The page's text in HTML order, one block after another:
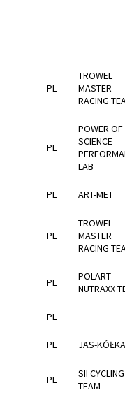
PL
TROWEL
MASTER
RACING
PL
POWER OF
SCIENCE
LAB
PL ART-MET
PL
TROWEL
MASTER
RACING
PL
POLART
NUTRAXX
PL
PL JAS-KÓŁKA
PL
SII CYCLING
TEAM